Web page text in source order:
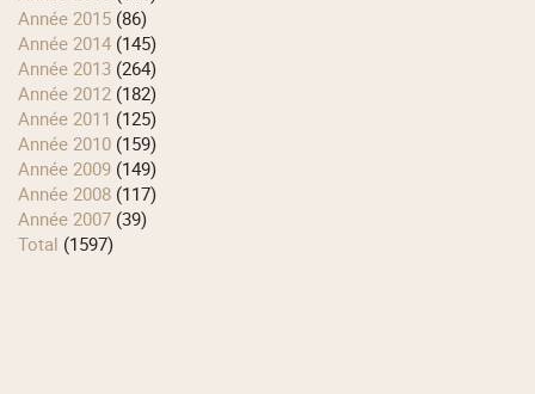
année 2015 (86)
année 2014 (145)
année 2013 (264)
année 2012 (182)
année 2011 (125)
année 2010 (159)
année 2009 (149)
année 2008 (117)
année 2007 (39)
total (1597)